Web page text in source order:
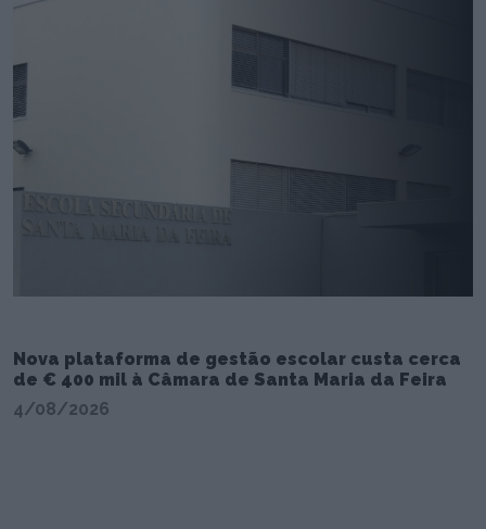
Nova plataforma de gestão escolar custa cerca
de € 400 mil à Câmara de Santa Maria da Feira
4/08/2026